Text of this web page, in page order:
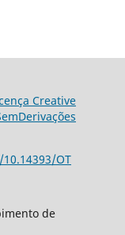
Creative
OT
de